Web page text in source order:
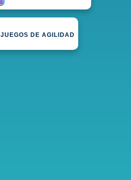
JUEGOS DE AGILIDAD